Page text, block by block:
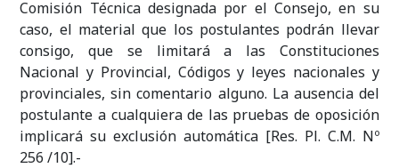
Comisión Técnica designada por el Consejo, en su
caso, el material que los postulantes podrán llevar
consigo, que se limitará a las Constituciones
Nacional y Provincial, Códigos y leyes nacionales y
provinciales, sin comentario alguno. La ausencia del
postulante a cualquiera de las pruebas de oposición
implicará su exclusión automática [Res. Pl. C.M. Nº
256 /10].-